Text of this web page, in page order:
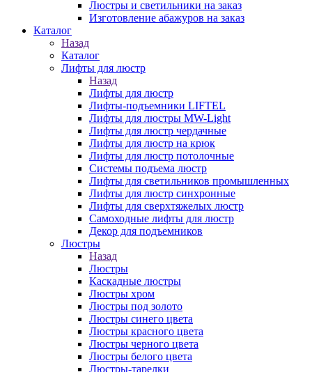
Люстры и светильники на заказ
Изготовление абажуров на заказ
Каталог
Назад
Каталог
Лифты для люстр
Назад
Лифты для люстр
Лифты-подъемники LIFTEL
Лифты для люстры MW-Light
Лифты для люстр чердачные
Лифты для люстр на крюк
Лифты для люстр потолочные
Системы подъема люстр
Лифты для светильников промышленных
Лифты для люстр синхронные
Лифты для сверхтяжелых люстр
Самоходные лифты для люстр
Декор для подъемников
Люстры
Назад
Люстры
Каскадные люстры
Люстры хром
Люстры под золото
Люстры синего цвета
Люстры красного цвета
Люстры черного цвета
Люстры белого цвета
Люстры-тарелки